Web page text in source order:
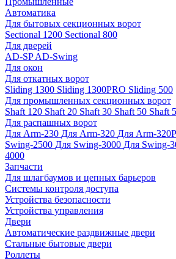
Автоматика
Для бытовых секционных ворот
Sectional 1200 Sectional 800
Для дверей
AD-SPAD-Swing
Для окон
Для откатных ворот
Sliding 1300 Sliding 1300PRO Sliding 500
Для промышленных секционных ворот
Shaft 120 Shaft 20 Shaft 30 Shaft 50 Shaft
Для распашных ворот
Для Arm-230 Для Arm-320 Для Arm-
Swing-2500 Для Swing-3000 Для Swing-
4000
Запчасти
Для шлагбаумов и цепных барьеров
Системы контроля доступа
Устройства безопасности
Устройства управления
Двери
Автоматические раздвижные двери
Стальные бытовые двери
Роллеты